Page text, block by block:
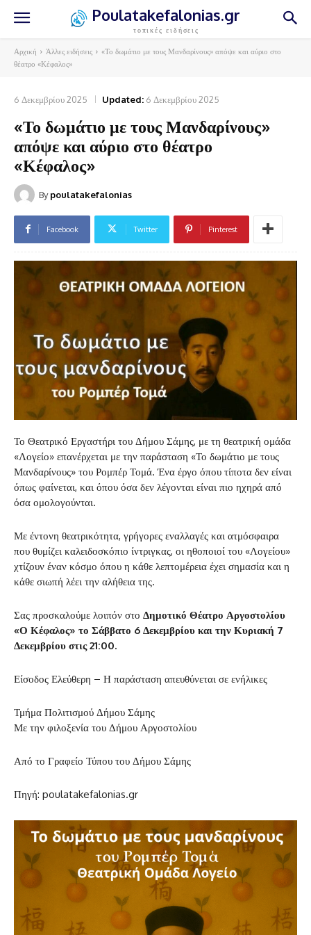
Poulatakefalonias.gr
τοπικές ειδήσεις
Αρχική Άλλες ειδήσεις
«Το δωμάτιο με τους Μανδαρίνους» απόψε και αύριο στο
θέατρο «Κέφαλος»
6 Δεκεμβρίου 2025 Updated: 6 Δεκεμβρίου 2025
«Το δωμάτιο με τους Μανδαρίνους»
απόψε και αύριο στο θέατρο
«Κέφαλος»
By poulatakefalonias
Facebook Twitter Pinterest
Το Θεατρικό Εργαστήρι του Δήμου Σάμης, με τη θεατρική ομάδα
«Λογείο» επανέρχεται με την παράσταση «Το δωμάτιο με τους
Μανδαρίνους» του Ρομπέρ Τομά. Ένα έργο όπου τίποτα δεν είναι
όπως φαίνεται, και όπου όσα δεν λέγονται είναι πιο ηχηρά από
όσα ομολογούνται.
Με έντονη θεατρικότητα, γρήγορες εναλλαγές και ατμόσφαιρα
που θυμίζει καλειδοσκόπιο ίντριγκας, οι ηθοποιοί του «Λογείου»
χτίζουν έναν κόσμο όπου η κάθε λεπτομέρεια έχει σημασία και η
κάθε σιωπή λέει την αλήθεια της.
Σας προσκαλούμε λοιπόν στο Δημοτικό Θέατρο Αργοστολίου
«Ο Κέφαλος» το Σάββατο 6 Δεκεμβρίου και την Κυριακή 7
Δεκεμβρίου στις 21:00.
Είσοδος Ελεύθερη – Η παράσταση απευθύνεται σε ενήλικες
Τμήμα Πολιτισμού Δήμου Σάμης
Με την φιλοξενία του Δήμου Αργοστολίου
Από το Γραφείο Τύπου του Δήμου Σάμης
Πηγή: poulatakefalonias.gr